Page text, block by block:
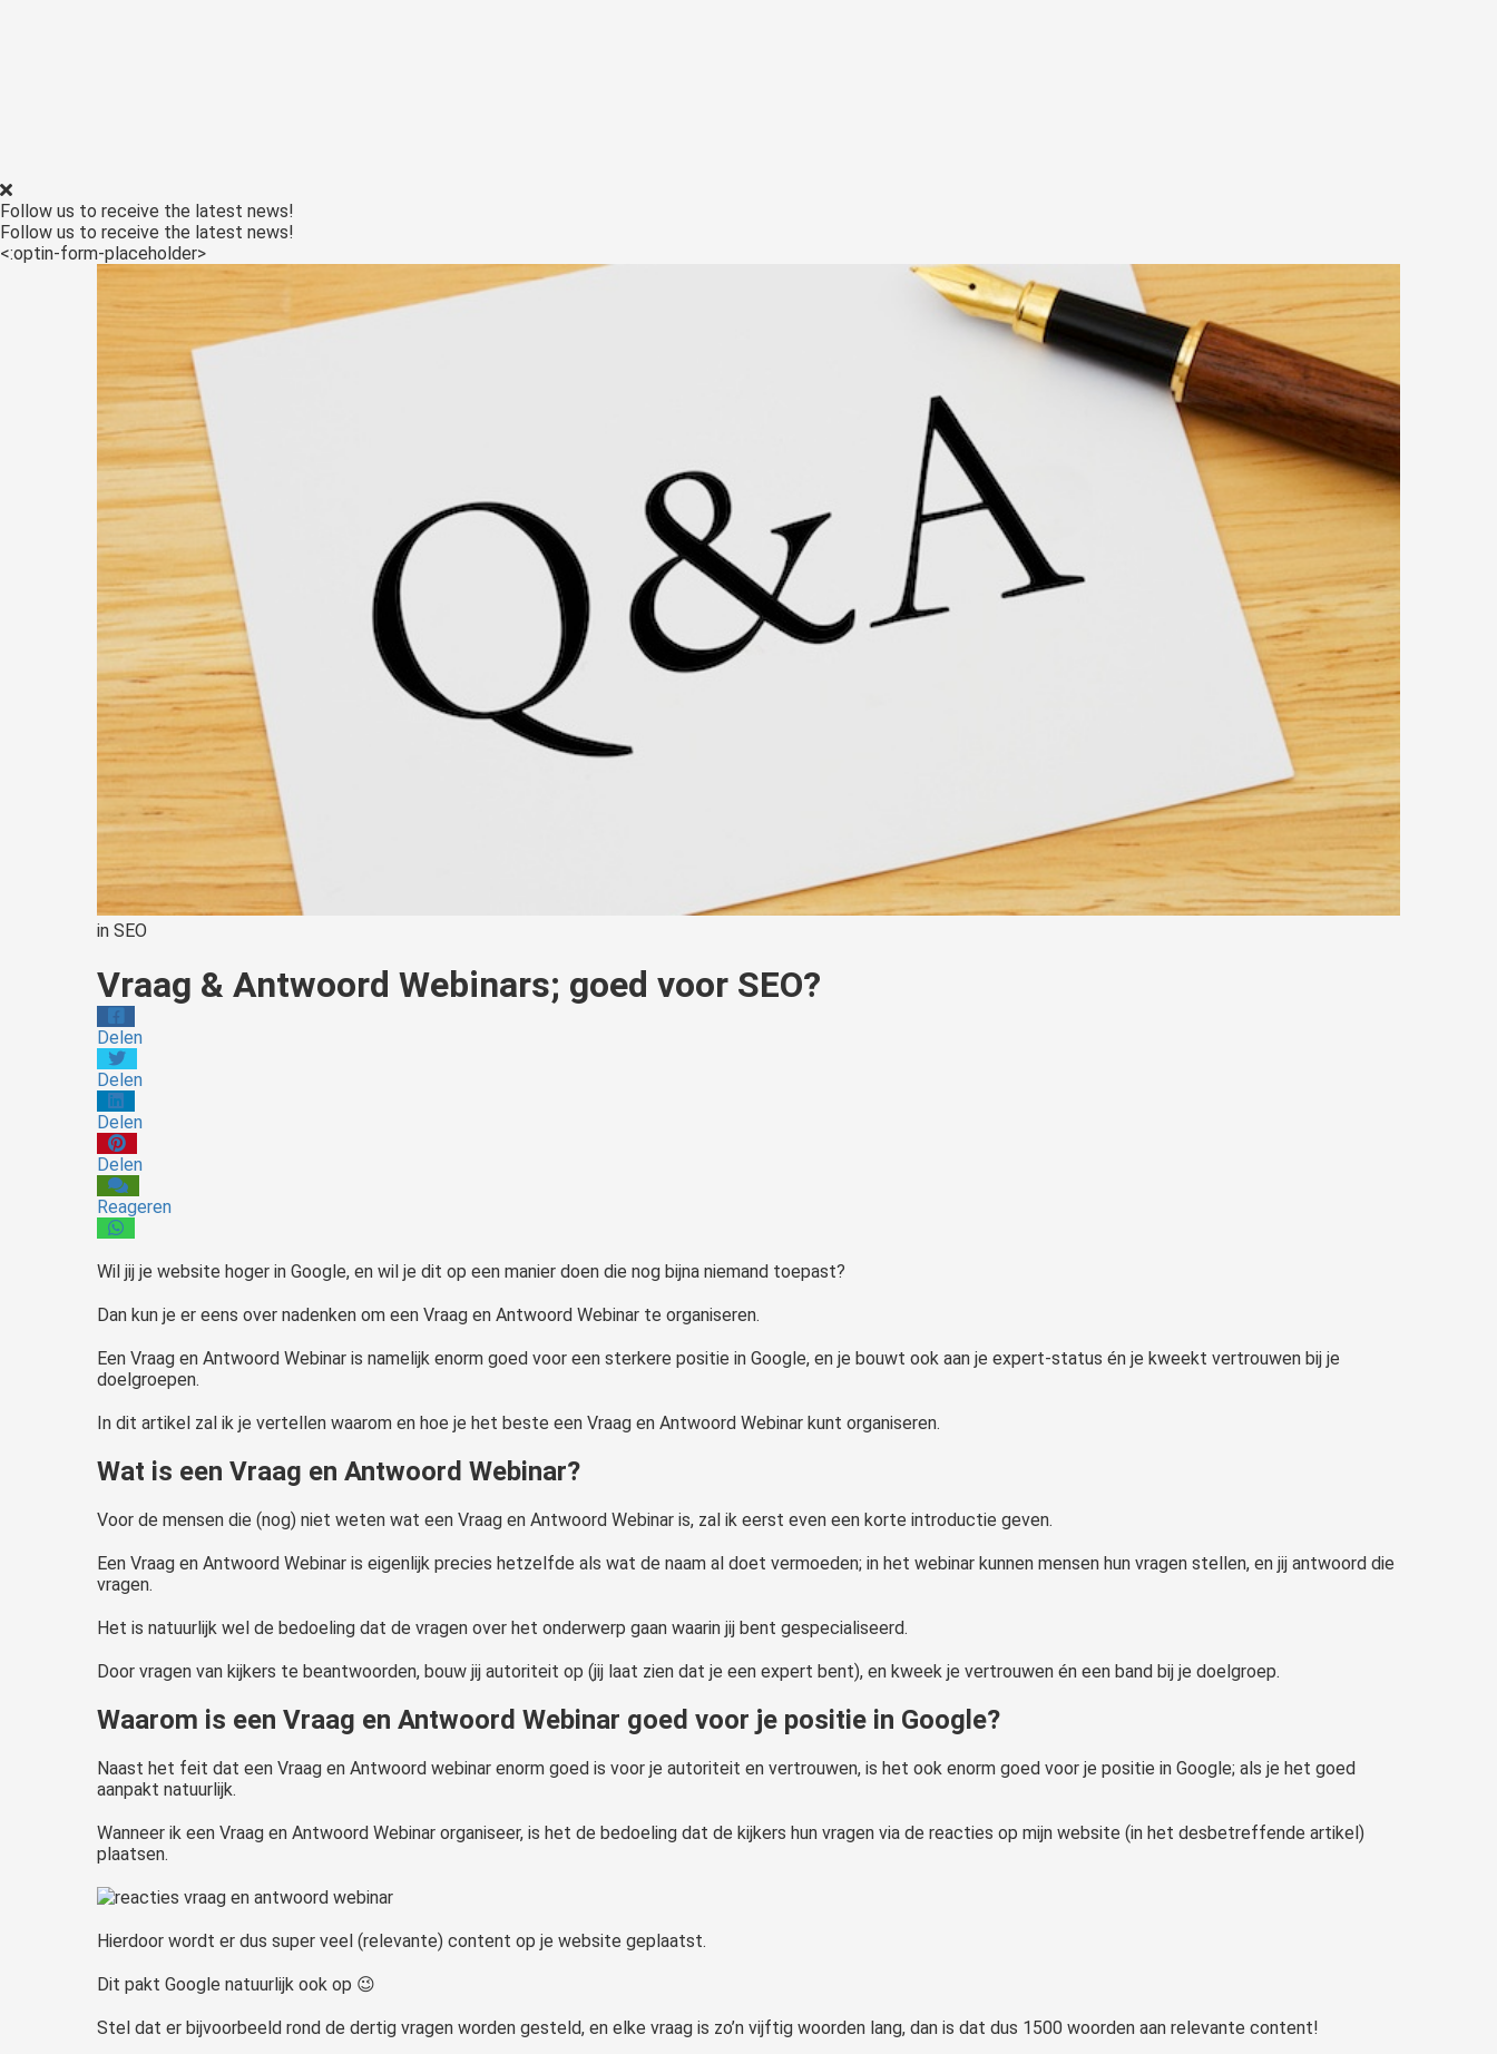
Follow us to receive the latest news!
Follow us to receive the latest news!
<:optin-form-placeholder>
in SEO
Vraag & Antwoord Webinars; goed voor SEO?
Delen
Delen
Delen
Delen
Reageren
Wil jij je website hoger in Google, en wil je dit op een manier doen die nog bijna niemand toepast?
Dan kun je er eens over nadenken om een Vraag en Antwoord Webinar te organiseren.
Een Vraag en Antwoord Webinar is namelijk enorm goed voor een sterkere positie in Google, en je bouwt ook aan je expert-status én je kweekt vertrouwen bij je
doelgroepen.
In dit artikel zal ik je vertellen waarom en hoe je het beste een Vraag en Antwoord Webinar kunt organiseren.
Wat is een Vraag en Antwoord Webinar?
Voor de mensen die (nog) niet weten wat een Vraag en Antwoord Webinar is, zal ik eerst even een korte introductie geven.
Een Vraag en Antwoord Webinar is eigenlijk precies hetzelfde als wat de naam al doet vermoeden; in het webinar kunnen mensen hun vragen stellen, en jij antwoord die
vragen.
Het is natuurlijk wel de bedoeling dat de vragen over het onderwerp gaan waarin jij bent gespecialiseerd.
Door vragen van kijkers te beantwoorden, bouw jij autoriteit op (jij laat zien dat je een expert bent), en kweek je vertrouwen én een band bij je doelgroep.
Waarom is een Vraag en Antwoord Webinar goed voor je positie in Google?
Naast het feit dat een Vraag en Antwoord webinar enorm goed is voor je autoriteit en vertrouwen, is het ook enorm goed voor je positie in Google; als je het goed
aanpakt natuurlijk.
Wanneer ik een Vraag en Antwoord Webinar organiseer, is het de bedoeling dat de kijkers hun vragen via de reacties op mijn website (in het desbetreffende artikel)
plaatsen.
Hierdoor wordt er dus super veel (relevante) content op je website geplaatst.
Dit pakt Google natuurlijk ook op 😉
Stel dat er bijvoorbeeld rond de dertig vragen worden gesteld, en elke vraag is zo’n vijftig woorden lang, dan is dat dus 1500 woorden aan relevante content!